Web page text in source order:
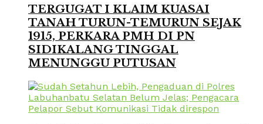
TERGUGAT I KLAIM KUASAI
TANAH TURUN-TEMURUN SEJAK
1915, PERKARA PMH DI PN
SIDIKALANG TINGGAL
MENUNGGU PUTUSAN